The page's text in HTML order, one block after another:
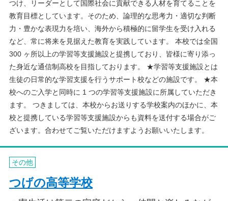
つけ、リーダーとして国際社会に貢献できる人材を育てることを
教育目標としています。そのため、論理的な思考力・適切な判断
力・豊かな表現力を培い、海外から積極的に留学生を受け入れる
など、常に将来を見据えた教育を実践しています。 本校では全国
300 ヶ所以上の学習等支援施設と提携しており、皆様に寄り添っ
た身近な通信制高校を目指しております。 ★学習等支援施設とは
生徒の日常的な学習支援を行うサポート校などの施設です。 ★本
校へのご入学と同時に 1 つの学習等支援施設に所属していただき
ます。 つきましては、本校からお送りする学校案内のほかに、本
校と提携している学習等支援施設からも資料を送付する場合がご
ざいます。合わせてご覧いただけますようお願いいたします。
その他
つげの高等学校